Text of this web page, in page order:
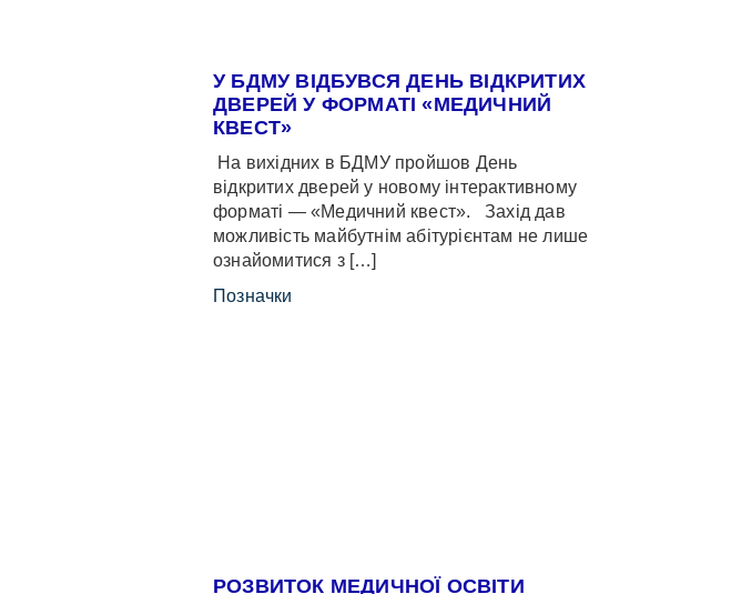
У БДМУ ВІДБУВСЯ ДЕНЬ ВІДКРИТИХ
ДВЕРЕЙ У ФОРМАТІ «МЕДИЧНИЙ
КВЕСТ»
На вихідних в БДМУ пройшов День
відкритих дверей у новому інтерактивному
форматі — «Медичний квест». Захід дав
можливість майбутнім абітурієнтам не лише
ознайомитися з […]
Позначки
РОЗВИТОК МЕДИЧНОЇ ОСВІТИ